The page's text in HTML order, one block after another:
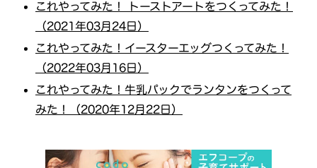
これやってみた！ トーストアートをつくってみた！
（2021年03月24日）
これやってみた！イースターエッグつくってみた！
（2022年03月16日）
これやってみた！牛乳パックでランタンをつくって
みた！（2020年12月22日）